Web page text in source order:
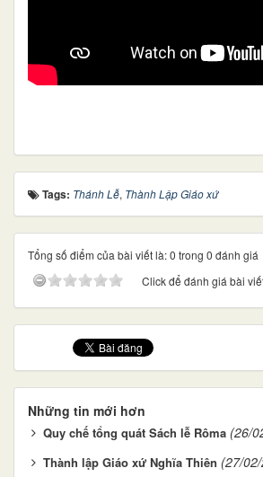
Tags: Thánh Lễ, Thành Lập Giáo xứ
Tổng số điểm của bài viết là: 0 trong 0 đánh giá
Click để đánh giá bài
Những tin mới hơn
Quy chế tổng quát Sách lễ Rôma (26/
Thành lập Giáo xứ Nghĩa Thiên (27/